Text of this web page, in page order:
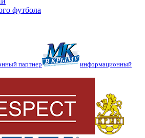
футбола
партнер
информационный